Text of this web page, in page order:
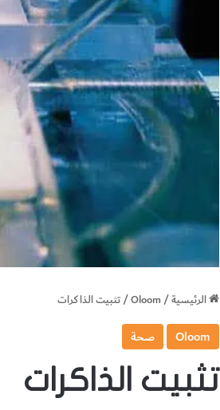
الرئيسية/
Oloom
/تثبيت الذاكرات
Oloom صحة
تثبيت الذاكرات